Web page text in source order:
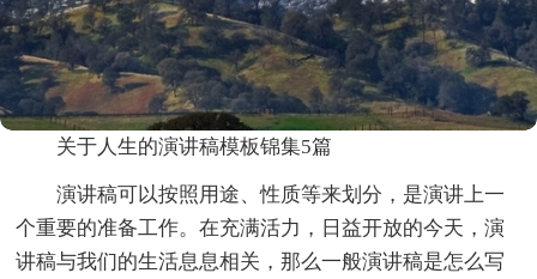
关于人生的演讲稿模板锦集5篇
演讲稿可以按照用途、性质等来划分，是演讲上一
个重要的准备工作。在充满活力，日益开放的今天，演
讲稿与我们的生活息息相关，那么一般演讲稿是怎么写